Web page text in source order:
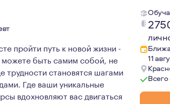
11
пройти путь к новой жизни -
быть самим собой, не
трудности становятся шагами
Где ваши уникальные
вдохновляют вас двигаться